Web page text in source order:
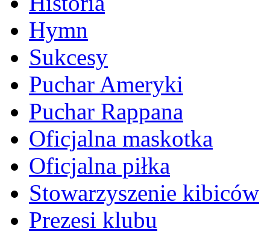
Hymn
Sukcesy
Puchar Ameryki
Puchar Rappana
Oficjalna maskotka
Oficjalna piłka
Stowarzyszenie kibiców
Prezesi klubu